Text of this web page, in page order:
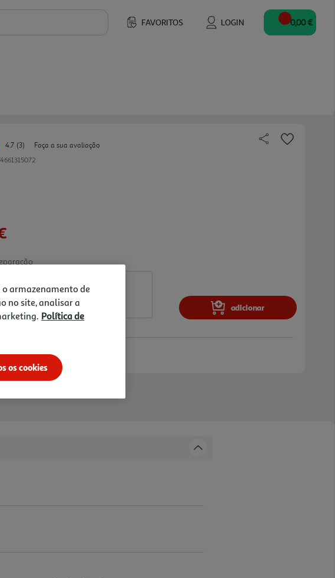
FAVORITOS LOGIN 0,00 €
4.7 Leu
3
(3)
Faça a sua avaliação
adicionar
o armazenamento de
no site, analisar a
Política de
os cookies